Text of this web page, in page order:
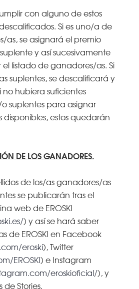
con alguno de estos
Si es uno/a de
as, se asignará el premio
y así sucesivamente
listado de ganadores/as. Si
suplentes, se descalificará y
no hubiera suficientes
suplentes para asignar
disponibles, estos quedarán
DE LOS GANADORES.
de los/as ganadores/as
se publicarán tras el
web de EROSKI
) y así se hará saber
de EROSKI en Facebook
eroski), Twitter
EROSKI) e Instagram
eroskioficial/), y
Stories.